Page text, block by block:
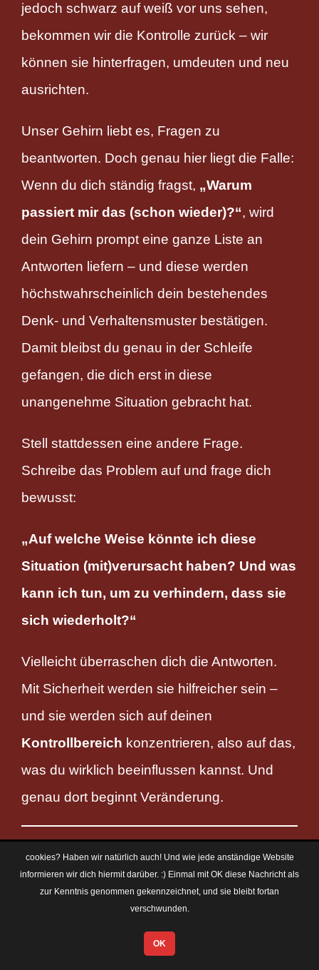
jedoch schwarz auf weiß vor uns sehen,
bekommen wir die Kontrolle zurück – wir
können sie hinterfragen, umdeuten und neu
ausrichten.
Unser Gehirn liebt es, Fragen zu
beantworten. Doch genau hier liegt die Falle:
Wenn du dich ständig fragst, „Warum
passiert mir das (schon wieder)?“, wird
dein Gehirn prompt eine ganze Liste an
Antworten liefern – und diese werden
höchstwahrscheinlich dein bestehendes
Denk- und Verhaltensmuster bestätigen.
Damit bleibst du genau in der Schleife
gefangen, die dich erst in diese
unangenehme Situation gebracht hat.
Stell stattdessen eine andere Frage.
Schreibe das Problem auf und frage dich
bewusst:
„Auf welche Weise könnte ich diese
Situation (mit)verursacht haben? Und was
kann ich tun, um zu verhindern, dass sie
sich wiederholt?“
Vielleicht überraschen dich die Antworten.
Mit Sicherheit werden sie hilfreicher sein –
und sie werden sich auf deinen
Kontrollbereich konzentrieren, also auf das,
was du wirklich beeinflussen kannst. Und
genau dort beginnt Veränderung.
Die Qualität unseres Lebens
Denkens ab. Das Führen von
cookies? Haben wir natürlich auch! Und wie jede anständige Website
informieren wir dich hiermit darüber. :) Einmal mit OK diese Nachricht als
zur Kenntnis genommen gekennzeichnet, und sie bleibt fortan
verschwunden.
OK